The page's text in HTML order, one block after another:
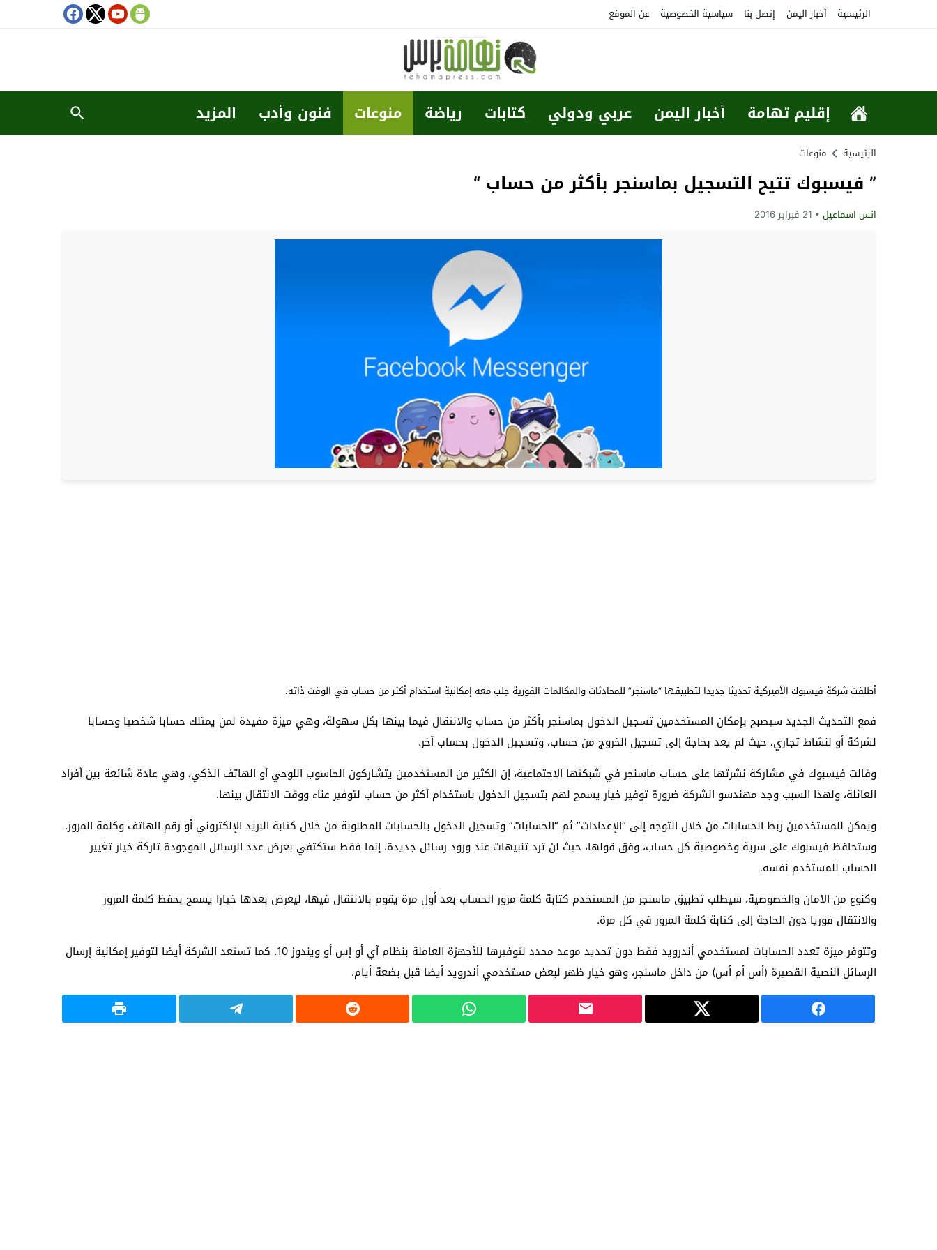
الرئيسية أخبار اليمن إتصل بنا سياسية الخصوصية عن الموقع
إقليم تهامة أخبار اليمن عربي ودولي كتابات رياضة منوعات فنون وأدب المزيد
الرئيسية منوعات
” فيسبوك تتيح التسجيل بماسنجر بأكثر من حساب “
انس اسماعيل 21 فبراير 2016
أطلقت شركة فيسبوك الأميركية تحديثا جديدا لتطبيقها “ماسنجر” للمحادثات والمكالمات الفورية جلب معه إمكانية استخدام أكثر من حساب في الوقت ذاته.
فمع التحديث الجديد سيصبح بإمكان المستخدمين تسجيل الدخول بماسنجر بأكثر من حساب والانتقال فيما بينها بكل سهولة، وهي ميزة مفيدة لمن يمتلك حسابا شخصيا وحسابا
لشركة أو لنشاط تجاري، حيث لم يعد بحاجة إلى تسجيل الخروج من حساب، وتسجيل الدخول بحساب آخر.
وقالت فيسبوك في مشاركة نشرتها على حساب ماسنجر في شبكتها الاجتماعية، إن الكثير من المستخدمين يتشاركون الحاسوب اللوحي أو الهاتف الذكي، وهي عادة شائعة بين أفراد
العائلة، ولهذا السبب وجد مهندسو الشركة ضرورة توفير خيار يسمح لهم بتسجيل الدخول باستخدام أكثر من حساب لتوفير عناء ووقت الانتقال بينها.
ويمكن للمستخدمين ربط الحسابات من خلال التوجه إلى “الإعدادات” ثم “الحسابات” وتسجيل الدخول بالحسابات المطلوبة من خلال كتابة البريد الإلكتروني أو رقم الهاتف وكلمة المرور.
وستحافظ فيسبوك على سرية وخصوصية كل حساب، وفق قولها، حيث لن ترد تنبيهات عند ورود رسائل جديدة، إنما فقط ستكتفي بعرض عدد الرسائل الموجودة تاركة خيار تغيير
الحساب للمستخدم نفسه.
وكنوع من الأمان والخصوصية، سيطلب تطبيق ماسنجر من المستخدم كتابة كلمة مرور الحساب بعد أول مرة يقوم بالانتقال فيها، ليعرض بعدها خيارا يسمح بحفظ كلمة المرور
والانتقال فوريا دون الحاجة إلى كتابة كلمة المرور في كل مرة.
وتتوفر ميزة تعدد الحسابات لمستخدمي أندرويد فقط دون تحديد موعد محدد لتوفيرها للأجهزة العاملة بنظام آي أو إس أو ويندوز 10. كما تستعد الشركة أيضا لتوفير إمكانية إرسال
الرسائل النصية القصيرة (أس أم أس) من داخل ماسنجر، وهو خيار ظهر لبعض مستخدمي أندرويد أيضا قبل بضعة أيام.